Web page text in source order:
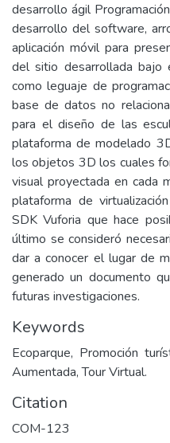
desarrollo ágil
desarrollo del software,
aplicación móvil para
del sitio desarrollada bajo
como leguaje de
base de datos no
para el diseño de las
plataforma de modelado
los objetos 3D los cuales
visual proyectada en cada
plataforma de
SDK Vuforia que hace
último se consideró
dar a conocer el lugar de
generado un documento
futuras investigaciones.
Keywords
Ecoparque, Promoción
Aumentada, Tour Virtual.
Citation
COM-123